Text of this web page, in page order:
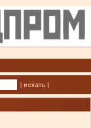
| искать |